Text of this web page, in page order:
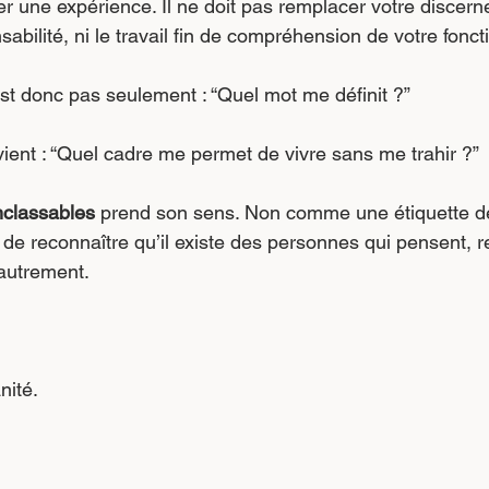
une expérience. Il ne doit pas remplacer votre
ni le travail fin de compréhension de votre
donc pas seulement : “Quel mot me définit ?”
: “Quel cadre me permet de vivre sans me trahir ?”
prend son sens. Non comme une étiquette
reconnaître qu’il existe des personnes qui pensent,